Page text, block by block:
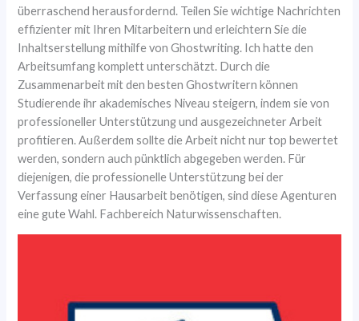
überraschend herausfordernd. Teilen Sie wichtige Nachrichten
effizienter mit Ihren Mitarbeitern und erleichtern Sie die
Inhaltserstellung mithilfe von Ghostwriting. Ich hatte den
Arbeitsumfang komplett unterschätzt. Durch die
Zusammenarbeit mit den besten Ghostwritern können
Studierende ihr akademisches Niveau steigern, indem sie von
professioneller Unterstützung und ausgezeichneter Arbeit
profitieren. Außerdem sollte die Arbeit nicht nur top bewertet
werden, sondern auch pünktlich abgegeben werden. Für
diejenigen, die professionelle Unterstützung bei der
Verfassung einer Hausarbeit benötigen, sind diese Agenturen
eine gute Wahl. Fachbereich Naturwissenschaften.